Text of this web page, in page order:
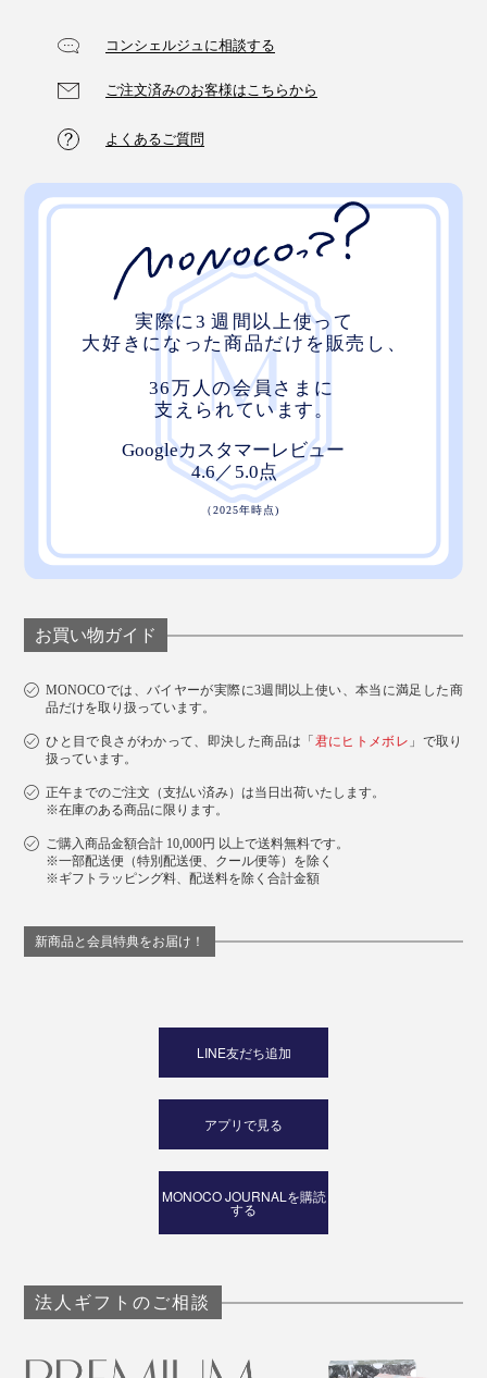
コンシェルジュに相談する
ご注文済みのお客様はこちらから
よくあるご質問
お買い物ガイド
MONOCOでは、バイヤーが実際に3週間以上使い、本当に満足した商
品だけを取り扱っています。
ひと目で良さがわかって、即決した商品は「 君にヒトメボレ 」で取り
扱っています。
正午までのご注文（支払い済み）は当日出荷いたします。
※在庫のある商品に限ります。
ご購入商品金額合計 10,000円 以上で送料無料です。
※一部配送便（特別配送便、クール便等）を除く
※ギフトラッピング料、配送料を除く合計金額
新商品と会員特典をお届け！
LINE友だち追加
アプリで見る
MONOCO JOURNALを購読
する
法人ギフトのご相談